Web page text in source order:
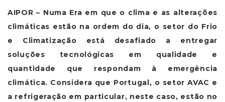
AIPOR – Numa Era em que o clima e as alterações
climáticas estão na ordem do dia, o setor do Frio
e Climatização está desafiado a entregar
soluções tecnológicas em qualidade e
quantidade que respondam à emergência
climática. Considera que Portugal, o setor AVAC e
a refrigeração em particular, neste caso, estão no